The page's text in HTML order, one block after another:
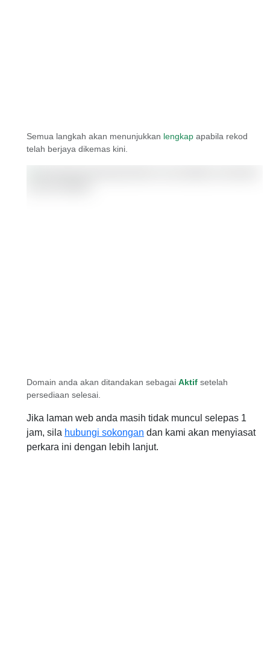
Semua langkah akan menunjukkan lengkap apabila rekod
telah berjaya dikemas kini.
Domain anda akan ditandakan sebagai Aktif setelah
persediaan selesai.
Jika laman web anda masih tidak muncul selepas 1
jam, sila hubungi sokongan dan kami akan menyiasat
perkara ini dengan lebih lanjut.